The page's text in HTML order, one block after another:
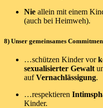
Nie allein mit einem
(auch bei Heimweh).
8) Unser gemeinsames
…schützen Kinder vor
sexualisierter Gewalt
aufVernachlässigung.
…respektieren
Kinder.